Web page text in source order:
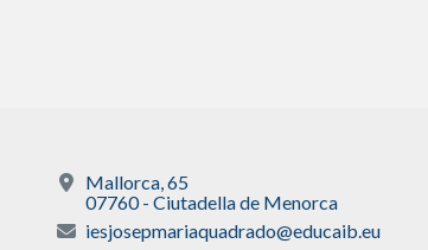
Mallorca, 65
07760 - Ciutadella de Menorca
iesjosepmariaquadrado@educaib.eu